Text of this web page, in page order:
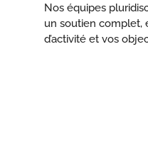
Nos équipes
un soutien complet,
d’activité et vos